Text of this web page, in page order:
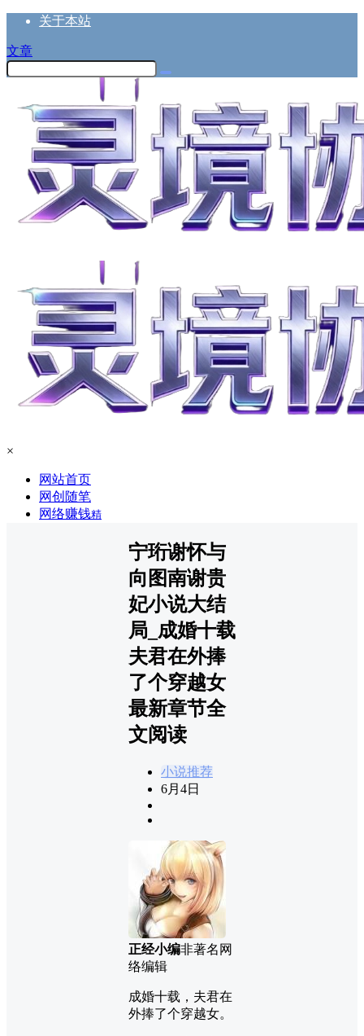
关于本站
文章
×
网站首页
网创随笔
网络赚钱精
宁珩谢怀与
向图南谢贵
妃小说大结
局_成婚十载
夫君在外捧
了个穿越女
最新章节全
文阅读
小说推荐
6月4日
正经小编非著名网
络编辑
成婚十载，夫君在
外捧了个穿越女。